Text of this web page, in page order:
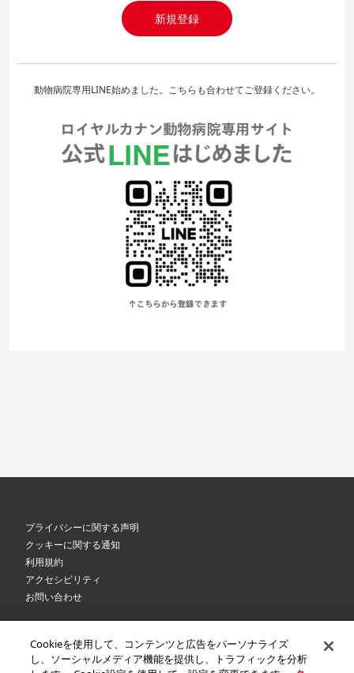
新規登録
動物病院専用LINE始めました。こちらも合わせてご登録ください。
プライバシーに関する声明
クッキーに関する通知
利用規約
アクセシビリティ
お問い合わせ
2026 Royal Canin SAS. All rights reserved. An Affiliate of Mars, Incorporated.
Cookieを使用して、コンテンツと広告をパーソナライズ
し、ソーシャルメディア機能を提供し、トラフィックを分析